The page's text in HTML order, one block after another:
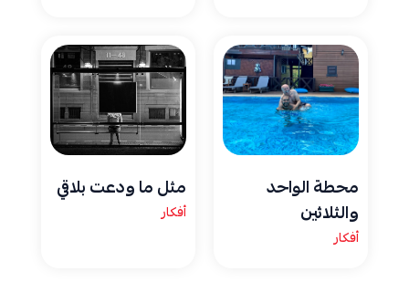
محطة الواحد
والثلاثين
أفكار
مثل ما ودعت بلاقي
أفكار